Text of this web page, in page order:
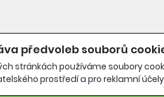
předvoleb souborů
stránkách používáme soubory
prostředí a pro reklamní